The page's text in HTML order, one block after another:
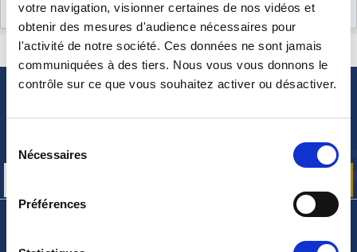
votre navigation, visionner certaines de nos vidéos et
obtenir des mesures d'audience nécessaires pour
l'activité de notre société. Ces données ne sont jamais
communiquées à des tiers. Nous vous vous donnons le
contrôle sur ce que vous souhaitez activer ou désactiver.
Nécessaires
Préférences
AVIS CLIENTS (8)
UNE QUESTION ? BESOIN D 'AIDE ? CONTACTEZ-NOUS